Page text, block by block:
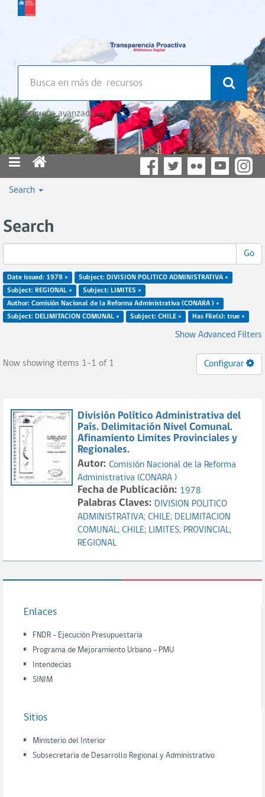
Búsqueda avanzada >>
Search
Search
Go
Date issued: 1978 ×
Subject: DIVISION POLITICO ADMINISTRATIVA ×
Subject: REGIONAL ×
Subject: LIMITES ×
Author: Comisión Nacional de la Reforma Administrativa (CONARA ) ×
Subject: DELIMITACION COMUNAL ×
Subject: CHILE × Has File(s): true ×
Show Advanced Filters
Now showing items 1-1 of 1 Configurar
División Político Administrativa del
País. Delimitación Nivel Comunal.
Afinamiento Limites Provinciales y
Regionales.
Autor: Comisión Nacional de la Reforma
Administrativa (CONARA )
Fecha de Publicación: 1978
Palabras Claves: DIVISION POLITICO
ADMINISTRATIVA; CHILE; DELIMITACION
COMUNAL; CHILE; LIMITES; PROVINCIAL;
REGIONAL
Enlaces
FNDR - Ejecución Presupuestaria
Programa de Mejoramiento Urbano - PMU
Intendecias
SINIM
Sitios
Ministerio del Interior
Subsecretaria de Desarrollo Regional y Administrativo